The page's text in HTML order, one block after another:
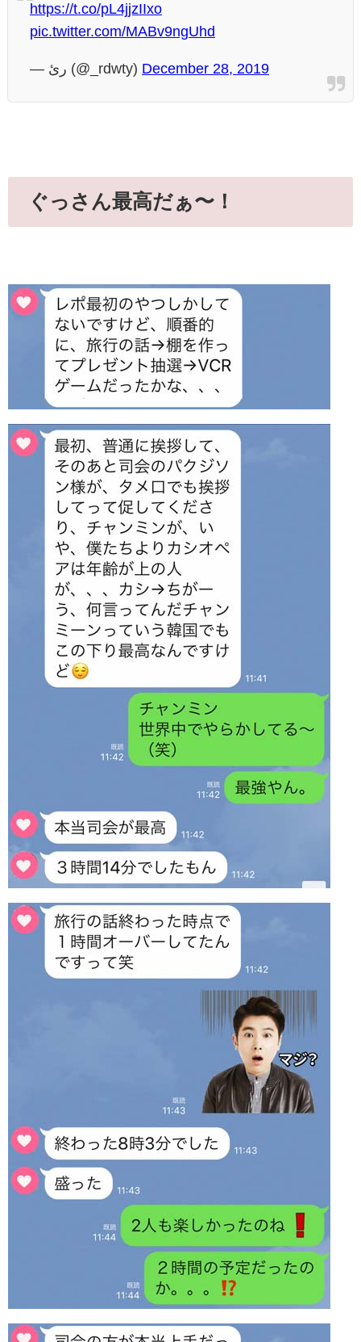
https://t.co/pL4jjzIIxo
pic.twitter.com/MABv9ngUhd
— رئ (@_rdwty) December 28, 2019
ぐっさん最高だぁ〜！